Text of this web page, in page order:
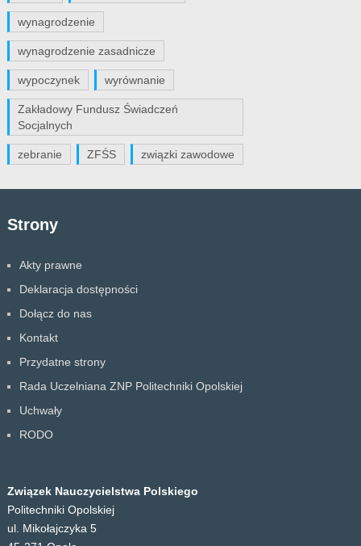
wynagrodzenie
wynagrodzenie zasadnicze
wypoczynek wyrównanie
Zakładowy Fundusz Świadczeń
Socjalnych
zebranie ZFŚS związki zawodowe
Strony
Akty prawne
Deklaracja dostępności
Dołącz do nas
Kontakt
Przydatne strony
Rada Uczelniana ZNP Politechniki Opolskiej
Uchwały
RODO
Związek Nauczycielstwa Polskiego
Politechniki Opolskiej
ul. Mikołajczyka 5